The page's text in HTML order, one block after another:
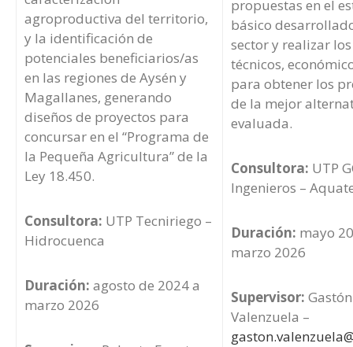
agroproductiva del territorio,
y la identificación de
potenciales beneficiarios/as
en las regiones de Aysén y
Magallanes, generando
diseños de proyectos para
concursar en el “Programa de
la Pequeña Agricultura” de la
Ley 18.450.
Consultora: UTP Tecniriego –
Hidrocuenca
Duración: agosto de 2024 a
marzo 2026
propuestas en el
básico
sector y realizar
técnicos,
para obtener los
de la mejor
evaluada.
Consultora: UTP
Ingenieros –
Duración: mayo
marzo 2026
Supervisor: Gastón
Valenzuela –